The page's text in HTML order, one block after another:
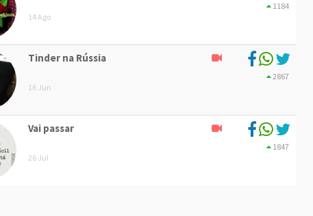
14 Ago
1184
Tinder na Rússia
16 Jun
2867
Vai passar
26 Jul
1847